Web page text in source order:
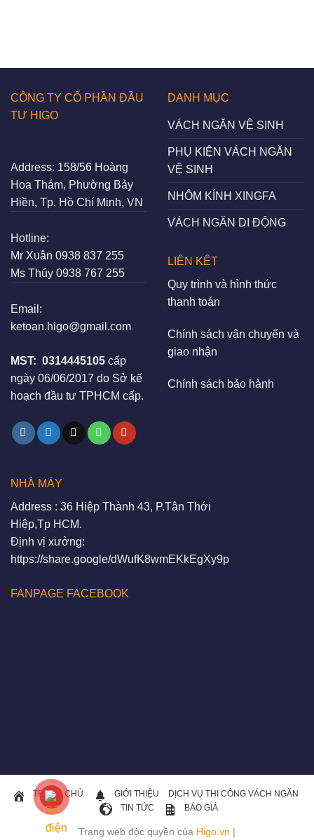
CÔNG TY CỔ PHẦN ĐẦU
TƯ HIGO
Address: 158/56 Hoàng
Hoa Thám, Phường Bảy
Hiền, Tp. Hồ Chí Minh, VN
Hotline:
Mr Xuân 0938 837 255
Ms Thúy 0938 767 255
Email:
ketoan.higo@gmail.com
MST: 0314445105 cấp
ngày 06/06/2017 do Sở kế
hoạch đầu tư TPHCM cấp.
DANH MỤC
VÁCH NGĂN VỆ SINH
PHỤ KIỆN VÁCH NGĂN
VỆ SINH
NHÔM KÍNH XINGFA
VÁCH NGĂN DI ĐỘNG
LIÊN KẾT
Quy trình và hình thức
thanh toán
Chính sách vận chuyển và
giao nhận
Chính sách bảo hành
NHÀ MÁY
Address : 36 Hiệp Thành 43, P.Tân Thới
Hiệp,Tp HCM.
Định vị xưởng:
https://share.google/dWufK8wmEKkEgXy9p
FANPAGE FACEBOOK
TRANG CHỦ GIỚI THIỆU
DỊCH VỤ THI CÔNG VÁCH NGĂN
TIN TỨC
BÁO GIÁ
Trang web độc quyền của Higo.vn |